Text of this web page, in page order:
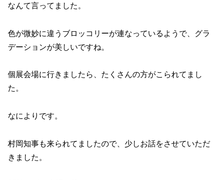
なんて言ってました。
色が微妙に違うブロッコリーが連なっているようで、グラ
デーションが美しいですね。
個展会場に行きましたら、たくさんの方がこられてまし
た。
なによりです。
村岡知事も来られてましたので、少しお話をさせていただ
きました。